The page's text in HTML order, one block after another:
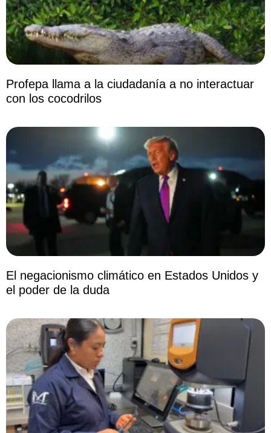
Profepa llama a la ciudadanía a no interactuar
con los cocodrilos
El negacionismo climático en Estados Unidos y
el poder de la duda